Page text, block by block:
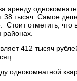
аренду
38 тысяч. Самое
Стоит отметить,
412 тысяч
однокомнатной